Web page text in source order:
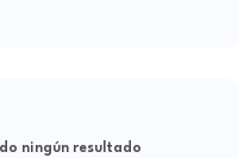
ningún resultado